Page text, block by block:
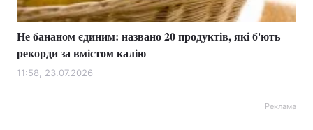
Не бананом єдиним: названо 20 продуктів, які б'ють
рекорди за вмістом калію
11:58, 23.07.2026
Реклама